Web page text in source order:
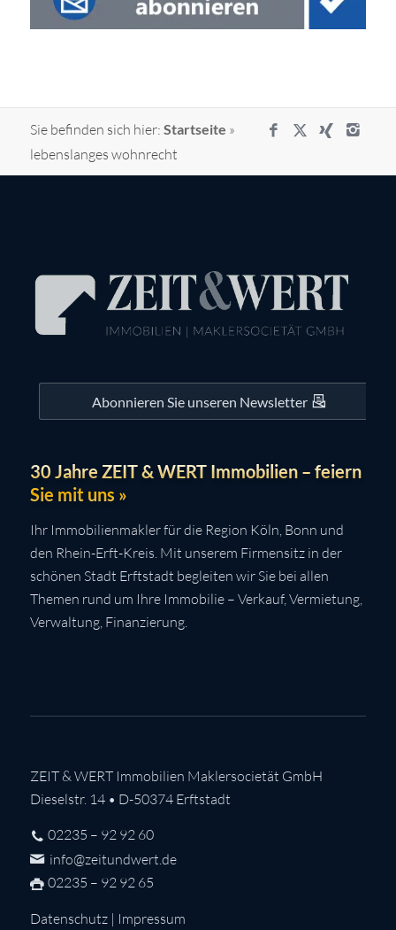
Sie befinden sich hier: Startseite »
lebenslanges wohnrecht
Abonnieren Sie unseren Newsletter
30 Jahre ZEIT & WERT Immobilien – feiern
Sie mit uns »
Ihr Immobilienmakler für die Region Köln, Bonn und
den Rhein-Erft-Kreis. Mit unserem Firmensitz in der
schönen Stadt Erftstadt begleiten wir Sie bei allen
Themen rund um Ihre Immobilie – Verkauf, Vermietung,
Verwaltung, Finanzierung.
ZEIT & WERT Immobilien Maklersocietät GmbH
Dieselstr. 14 • D-50374 Erftstadt
02235 – 92 92 60
info@zeitundwert.de
02235 – 92 92 65
Datenschutz| Impressum